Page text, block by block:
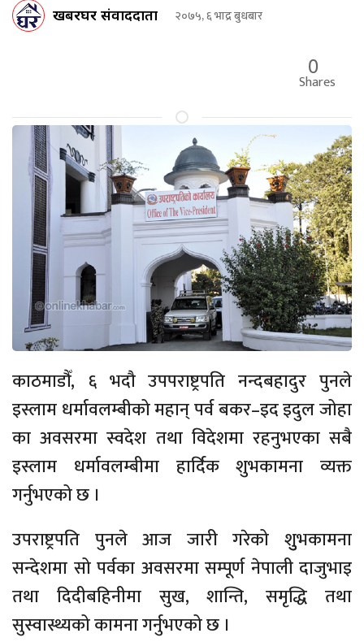
खबरघर संवाददाता २०७५, ६ भाद्र बुधबार
0
Shares
काठमाडौँ, ६ भदौ उपपराष्ट्रपति नन्दबहादुर पुनले
इस्लाम धर्मावलम्बीको महान् पर्व बकर–इद इदुल जोहा
का अवसरमा स्वदेश तथा विदेशमा रहनुभएका सबै
इस्लाम धर्मावलम्बीमा हार्दिक शुभकामना व्यक्त
गर्नुभएको छ ।
उपराष्ट्रपति पुनले आज जारी गरेको शुुभकामना
सन्देशमा सो पर्वका अवसरमा सम्पूर्ण नेपाली दाजुभाइ
तथा दिदीबहिनीमा सुख, शान्ति, समृद्धि तथा
सुस्वास्थ्यको कामना गर्नुभएको छ ।